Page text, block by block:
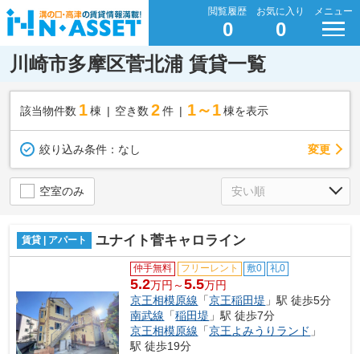
閲覧履歴
0
お気に入り
0
メニュー
川崎市多摩区菅北浦 賃貸一覧
該当物件数 1棟 空き数 2 件 1～1 棟を表示
絞り込み条件： なし 変更
空室のみ
賃貸 | アパート ユナイト菅キャロライン
仲手無料 フリーレント 敷0 礼0
5.2万円～5.5万円
京王相模原線 「京王稲田堤 」駅 徒歩5分
南武線 「稲田堤 」駅 徒歩7分
京王相模原線 「京王よみうりランド 」
駅 徒歩19分